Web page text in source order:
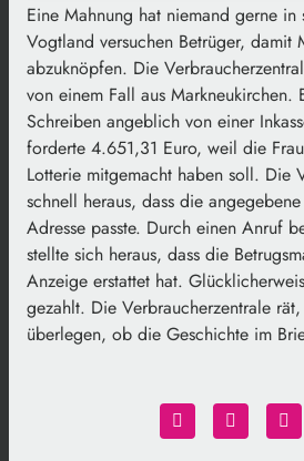
Eine Mahnung hat niemand gerne in
Vogtland versuchen Betrüger, damit
abzuknöpfen. Die
von einem Fall aus Markneukirchen.
Schreiben angeblich von einer
forderte 4.651,31 Euro, weil die
Lotterie mitgemacht haben soll. Die
schnell heraus, dass die
Adresse passte. Durch einen Anruf
stellte sich heraus, dass die
Anzeige erstattet hat.
gezahlt. Die Verbraucherzentrale
überlegen, ob die Geschichte im